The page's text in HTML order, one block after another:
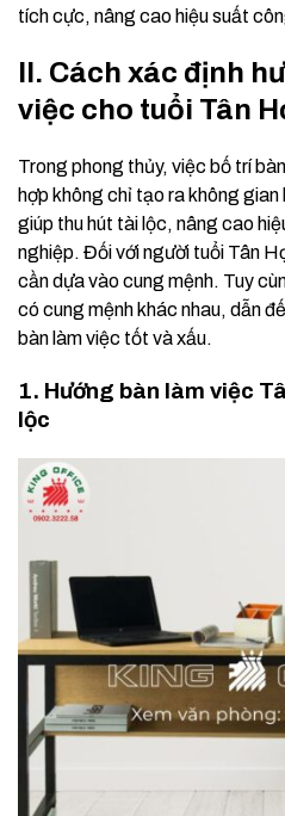
tích cực, nâng cao hiệu suất
II. Cách xác định
việc cho tuổi Tân
Trong phong thủy, việc bố trí
hợp không chỉ tạo ra không
giúp thu hút tài lộc, nâng cao
nghiệp. Đối với người tuổi Tân
cần dựa vào cung mệnh. Tuy
có cung mệnh khác nhau, dẫn
bàn làm việc tốt và xấu.
1. Hướng bàn làm việc
lộc